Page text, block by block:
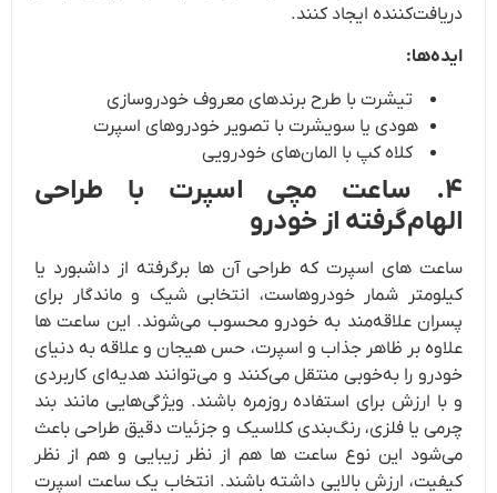
دریافت‌کننده ایجاد کنند.
ایده‌ها:
تیشرت با طرح برندهای معروف خودروسازی
هودی یا سویشرت با تصویر خودروهای اسپرت
کلاه کپ با المان‌های خودرویی
۴. ساعت مچی اسپرت با طراحی
الهام‌گرفته از خودرو
ساعت‌ های اسپرت که طراحی آن ها برگرفته از داشبورد یا
کیلومتر شمار خودروهاست، انتخابی شیک و ماندگار برای
پسران علاقه‌مند به خودرو محسوب می‌شوند. این ساعت ها
علاوه بر ظاهر جذاب و اسپرت، حس هیجان و علاقه به دنیای
خودرو را به‌خوبی منتقل می‌کنند و می‌توانند هدیه‌ای کاربردی
و با ارزش برای استفاده روزمره باشند. ویژگی‌هایی مانند بند
چرمی یا فلزی، رنگ‌بندی کلاسیک و جزئیات دقیق طراحی باعث
می‌شود این نوع ساعت ها هم از نظر زیبایی و هم از نظر
کیفیت، ارزش بالایی داشته باشند. انتخاب یک ساعت اسپرت